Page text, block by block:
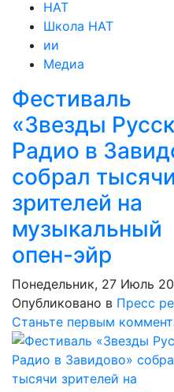
НАТ
Школа НАТ
ии
Медиа
Фестиваль
«Звезды
Радио в
собрал тысячи
зрителей на
музыкальный
опен-эйр
Понедельник, 27 Июль
Опубликовано в Пресс
Станьте первым